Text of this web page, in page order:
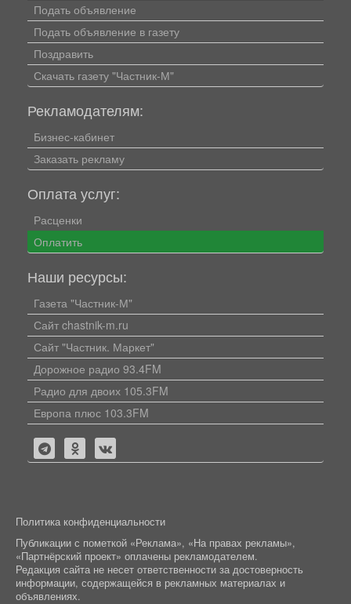
Подать объявление
Подать объявление в газету
Поздравить
Скачать газету "Частник-М"
Рекламодателям:
Бизнес-кабинет
Заказать рекламу
Оплата услуг:
Расценки
Оплатить
Наши ресурсы:
Газета "Частник-М"
Сайт chastnik-m.ru
Сайт "Частник. Маркет"
Дорожное радио 93.4FM
Радио для двоих 105.3FM
Европа плюс 103.3FM
Политика конфиденциальности
Публикации с пометкой «Реклама», «На правах рекламы»,
«Партнёрский проект» оплачены рекламодателем.
Редакция сайта не несет ответственности за достоверность
информации, содержащейся в рекламных материалах и
объявлениях.